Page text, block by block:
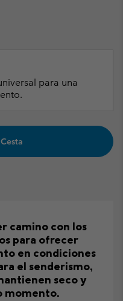
para una
camino con los
para ofrecer
en condiciones
el senderismo,
seco y
momento.